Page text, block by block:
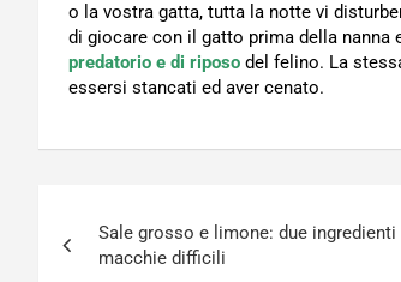
o la vostra gatta, tutta la notte vi
di giocare con il gatto prima della nanna
predatorio e di riposo del felino. La
essersi stancati ed aver cenato.
articoli
Sale grosso e limone: due
macchie difficili